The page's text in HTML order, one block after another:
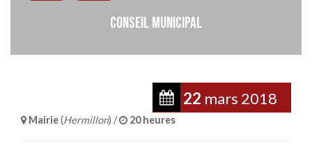
CONSEIL MUNICIPAL
22 mars 2018
Mairie(Hermillon) / 20 heures